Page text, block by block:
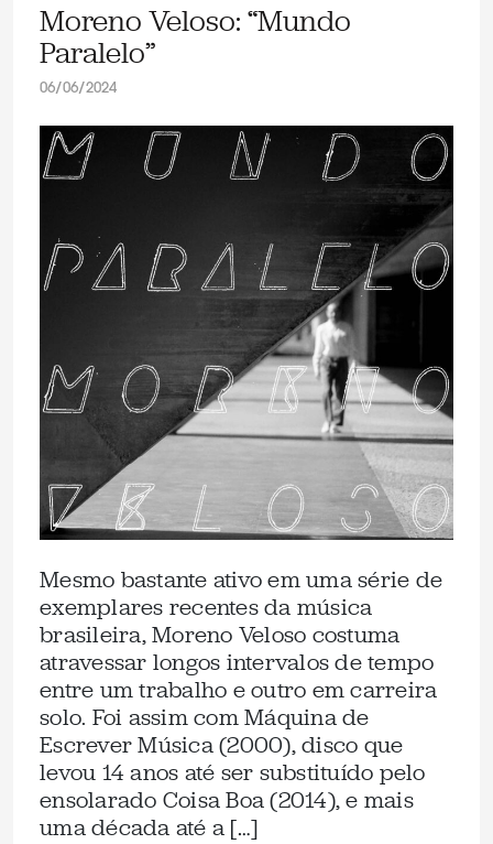
Moreno Veloso: “Mundo
Paralelo”
06/06/2024
Mesmo bastante ativo em uma série de
exemplares recentes da música
brasileira, Moreno Veloso costuma
atravessar longos intervalos de tempo
entre um trabalho e outro em carreira
solo. Foi assim com Máquina de
Escrever Música (2000), disco que
levou 14 anos até ser substituído pelo
ensolarado Coisa Boa (2014), e mais
uma década até a […]